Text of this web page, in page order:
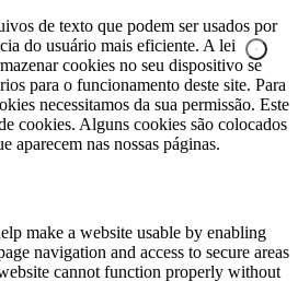
de texto que podem ser usados por
do usuário mais eficiente. A lei
cookies no seu dispositivo se
para o funcionamento deste site. Para
necessitamos da sua permissão. Este
cookies. Alguns cookies são colocados
aparecem nas nossas páginas.
make a website usable by enabling
navigation and access to secure areas
cannot function properly without